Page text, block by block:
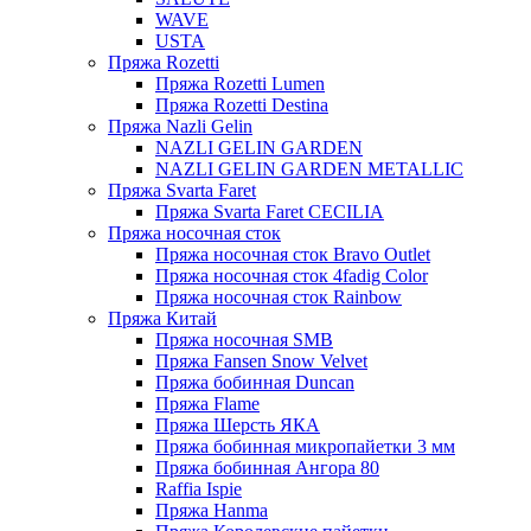
WAVE
USTA
Пряжа Rozetti
Пряжа Rozetti Lumen
Пряжа Rozetti Destina
Пряжа Nazli Gelin
NAZLI GELIN GARDEN
NAZLI GELIN GARDEN METALLIC
Пряжа Svarta Faret
Пряжа Svarta Faret CECILIA
Пряжа носочная сток
Пряжа носочная сток Bravo Outlet
Пряжа носочная сток 4fadig Color
Пряжа носочная сток Rainbow
Пряжа Китай
Пряжа носочная SMB
Пряжа Fansen Snow Velvet
Пряжа бобинная Duncan
Пряжа Flame
Пряжа Шерсть ЯКА
Пряжа бобинная микропайетки 3 мм
Пряжа бобинная Ангора 80
Raffia Ispie
Пряжа Hanma